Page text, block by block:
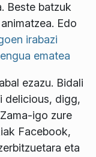
Beste batzuk
Edo
irabazi
ematea
ezazu. Bidali
delicious, digg,
igo zure
Facebook,
eta